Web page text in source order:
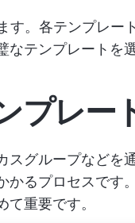
す。各テンプレー
テンプレートを
プレー
スグループなどを
るプロセスです
重要です。